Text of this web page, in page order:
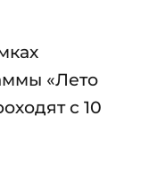
«Лето
с 10